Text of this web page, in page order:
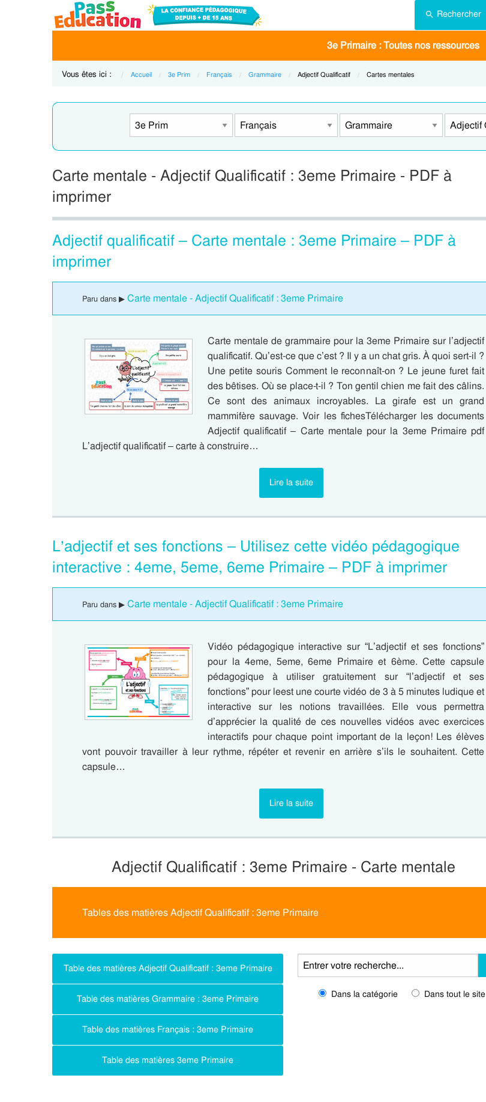
Rechercher
3e Primaire : Toutes nos ressources
Vous êtes ici : Accueil 3e Prim Français Grammaire Current:
Adjectif Qualificatif Current:
Cartes mentales
Carte mentale - Adjectif Qualificatif : 3eme Primaire - PDF à
imprimer
Adjectif qualificatif – Carte mentale : 3eme Primaire – PDF à
imprimer
Paru dans ▶ Carte mentale - Adjectif Qualificatif : 3eme Primaire
Carte mentale de grammaire pour la 3eme Primaire sur l’adjectif
qualificatif. Qu’est-ce que c’est ? Il y a un chat gris. À quoi sert-il ?
Une petite souris Comment le reconnaît-on ? Le jeune furet fait
des bêtises. Où se place-t-il ? Ton gentil chien me fait des câlins.
Ce sont des animaux incroyables. La girafe est un grand
mammifère sauvage. Voir les fichesTélécharger les documents
Adjectif qualificatif – Carte mentale pour la 3eme Primaire pdf
L’adjectif qualificatif – carte à construire…
Lire la suite
L’adjectif et ses fonctions – Utilisez cette vidéo pédagogique
interactive : 4eme, 5eme, 6eme Primaire – PDF à imprimer
Paru dans ▶ Carte mentale - Adjectif Qualificatif : 3eme Primaire
Vidéo pédagogique interactive sur “L’adjectif et ses fonctions”
pour la 4eme, 5eme, 6eme Primaire et 6ème. Cette capsule
pédagogique à utiliser gratuitement sur “l’adjectif et ses
fonctions” pour leest une courte vidéo de 3 à 5 minutes ludique et
interactive sur les notions travaillées. Elle vous permettra
d’apprécier la qualité de ces nouvelles vidéos avec exercices
interactifs pour chaque point important de la leçon! Les élèves
vont pouvoir travailler à leur rythme, répéter et revenir en arrière s’ils le souhaitent. Cette
capsule…
Lire la suite
Adjectif Qualificatif : 3eme Primaire - Carte mentale
Tables des matières Adjectif Qualificatif : 3eme Primaire
Table des matières Adjectif Qualificatif : 3eme Primaire
Table des matières Grammaire : 3eme Primaire
Table des matières Français : 3eme Primaire
Table des matières 3eme Primaire
Dans la catégorie Dans tout le site